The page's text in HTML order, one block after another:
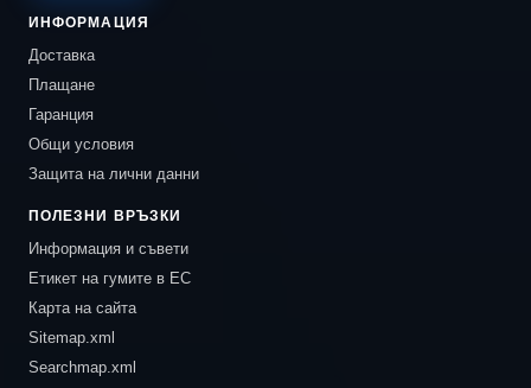
ИНФОРМАЦИЯ
Доставка
Плащане
Гаранция
Общи условия
Защита на лични данни
ПОЛЕЗНИ ВРЪЗКИ
Информация и съвети
Етикет на гумите в ЕС
Карта на сайта
Sitemap.xml
Searchmap.xml